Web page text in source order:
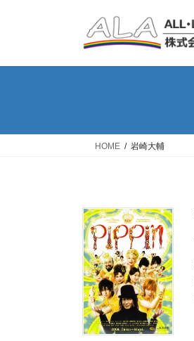
HOME 岩崎大輔